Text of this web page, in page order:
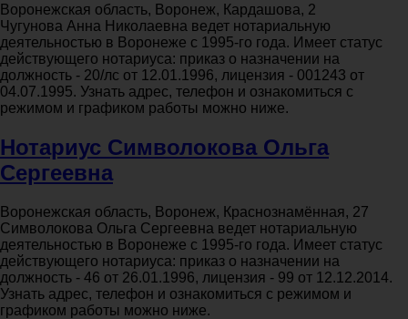
Воронежская область, Воронеж, Кардашова, 2
Чугунова Анна Николаевна ведет нотариальную
деятельностью в Воронеже с 1995-го года. Имеет статус
действующего нотариуса: приказ о назначении на
должность - 20/лс от 12.01.1996, лицензия - 001243 от
04.07.1995. Узнать адрес, телефон и ознакомиться с
режимом и графиком работы можно ниже.
Нотариус Символокова Ольга
Сергеевна
Воронежская область, Воронеж, Краснознамённая, 27
Символокова Ольга Сергеевна ведет нотариальную
деятельностью в Воронеже с 1995-го года. Имеет статус
действующего нотариуса: приказ о назначении на
должность - 46 от 26.01.1996, лицензия - 99 от 12.12.2014.
Узнать адрес, телефон и ознакомиться с режимом и
графиком работы можно ниже.